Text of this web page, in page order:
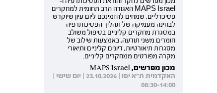
MAPS Israel האגודה הרב תחומית למחקרים
פסיכדליים, שמחים להזמינכם ליום עיון שיוקדש
לבחינה מעמיקה של תהליך הפסיכותרפיה
במסגרת מחקרים קליניים בטיפול משולב
חומרים משני תודעה, באמצעות שילוב של
מסגרות תיאורטיות, דיונים קליניים ותיאורי
מקרה מפורטים ממחקרים קליניים.
מכון מפרשים, MAPS Israel
האקדמית ת"א יפו | 23.10.2026 | יום שישי |
08:30-14:00